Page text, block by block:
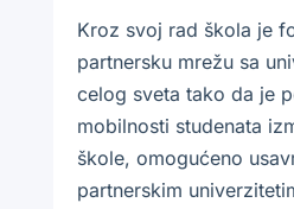
Kroz svoj rad škola je
partnersku mrežu sa
celog sveta tako da je
mobilnosti studenata
škole, omogućeno
partnerskim